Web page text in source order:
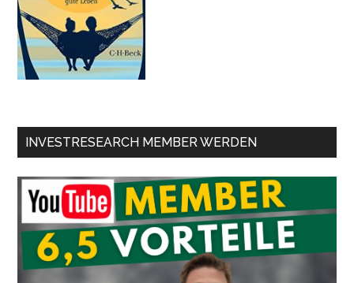
INVESTRESEARCH MEMBER WERDEN